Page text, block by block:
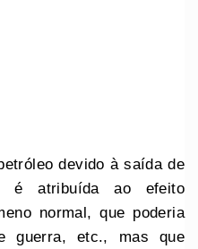
devido à saída de
é atribuída ao efeito
normal, que poderia
guerra, etc., mas que